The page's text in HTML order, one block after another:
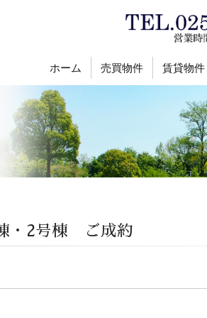
ホーム 売買物件 賃貸物件
・2号棟 ご成約